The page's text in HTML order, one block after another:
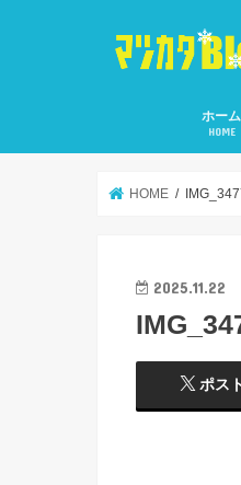
ホーム
HOME
HOME
2025.11.22
ポス